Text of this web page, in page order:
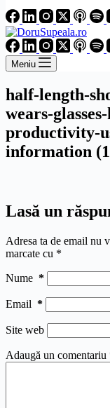
Meniu
half-length-
wears-
productivity-
information
Lasă un
Adresa ta de email nu
marcate cu *
Nume *
Email *
Site web
Adaugă un comentariu